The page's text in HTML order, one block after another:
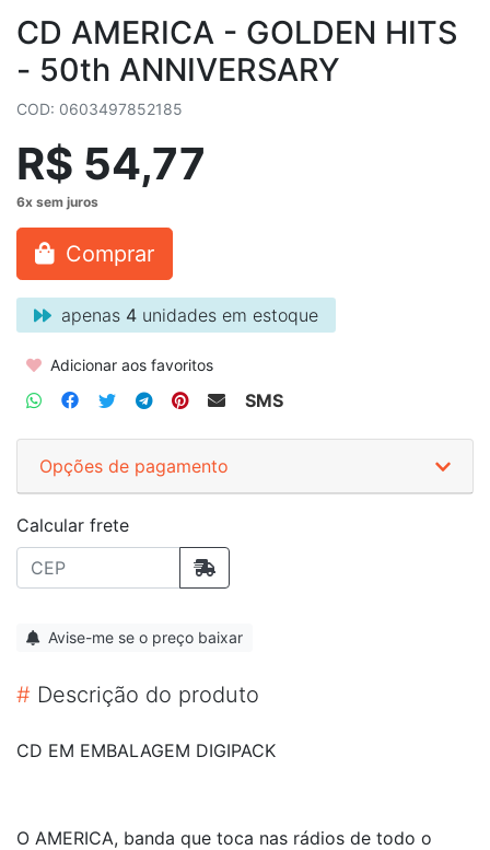
CD AMERICA - GOLDEN HITS
- 50th ANNIVERSARY
COD: 0603497852185
R$ 54,77
Comprar
apenas 4 unidades em estoque
Adicionar aos favoritos
SMS
Opções de pagamento
Calcular frete
Avise-me se o preço baixar
# Descrição do produto
CD EM EMBALAGEM DIGIPACK
O AMERICA, banda que toca nas rádios de todo o